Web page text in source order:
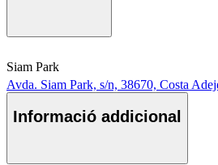
Siam Park
Avda. Siam Park, s/n, 38670, Costa
Informació addicional